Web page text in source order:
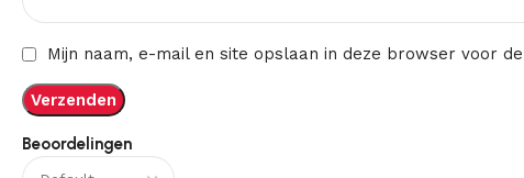
Beoordelingen
Mijn naam, e-mail en site opslaan in deze browser voor